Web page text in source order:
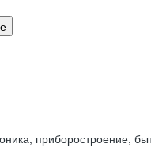
приборостроение,